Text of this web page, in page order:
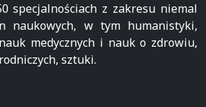
specjalnościach z zakresu niemal
naukowych, w tym humanistyki,
medycznych i nauk o zdrowiu,
sztuki.